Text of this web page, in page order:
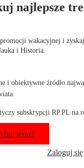
najlepsze
wakacyjnej i
i Historia.
i obiektywne źródło
subskrypcji RP.PL na
teraz!
Zaloguj się